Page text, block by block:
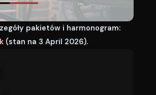
pakietów i harmonogram:
(stan na 3 April 2026).